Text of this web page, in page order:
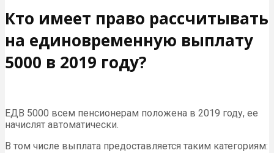
Кто имеет право рассчитывать
на единовременную выплату
5000 в 2019 году?
ЕДВ 5000 всем пенсионерам положена в 2019 году, ее
начислят автоматически.
В том числе выплата предоставляется таким категориям: